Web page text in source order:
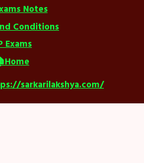
Notes
Conditions
Exams
sarkarilakshya.com/